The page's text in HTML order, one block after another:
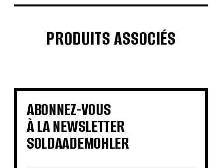
PRODUITS ASSOCIÉS
€
€
€ €
€
€
ABONNEZ-VOUS
À LA NEWSLETTER
SOLDAADEMOHLER